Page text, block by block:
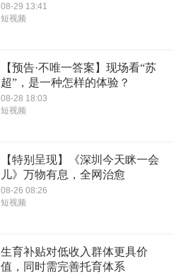
08-29 13:41
短视频
【预告·不唯一答案】现场看“苏
超”，是一种怎样的体验？
08-28 18:03
短视频
【特别呈现】《深圳今天眯一会
儿》万物有息，全网治愈
08-26 08:26
短视频
生育补贴对低收入群体更具价
值，同时需完善托育体系